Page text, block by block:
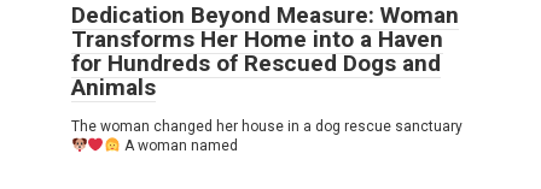
Dedication Beyond Measure: Woman
Transforms Her Home into a Haven
for Hundreds of Rescued Dogs and
Animals
The woman changed her house in a dog rescue sanctuary
A woman named